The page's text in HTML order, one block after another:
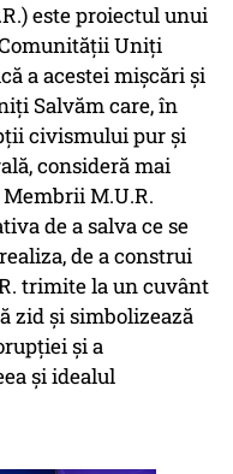
este proiectul unui
Uniţi
a acestei mişcări şi
Salvăm care, în
civismului pur şi
consideră mai
M.U.R.
de a salva ce se
de a construi
trimite la un cuvânt
zid şi simbolizează
şi a
şi idealul